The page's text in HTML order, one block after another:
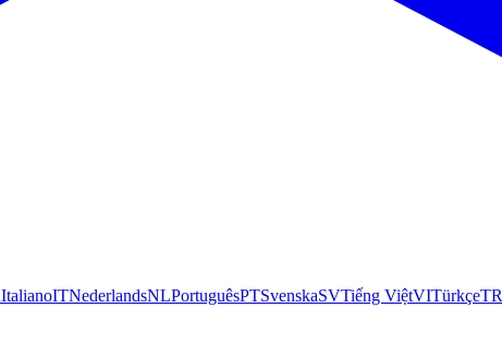
ItalianoITNederlandsNLPortuguêsPTSvenskaSVTiếng ViệtVITürkçeTR